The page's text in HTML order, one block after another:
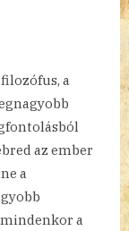
a
az ember
a
a